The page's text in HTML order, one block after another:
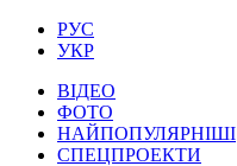
РУС
УКР
ВІДЕО
ФОТО
НАЙПОПУЛЯРНІШІ
СПЕЦПРОЕКТИ